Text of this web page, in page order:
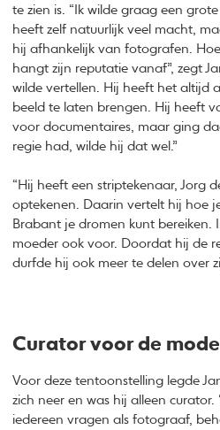
te zien is. “Ik wilde graag een
heeft zelf natuurlijk veel macht,
hij afhankelijk van fotografen.
hangt zijn reputatie vanaf”, zegt
wilde vertellen. Hij heeft het altijd
beeld te laten brengen. Hij heeft
voor documentaires, maar ging
regie had, wilde hij dat wel.”
“Hij heeft een striptekenaar, Jorg
optekenen. Daarin vertelt hij hoe
Brabant je dromen kunt bereiken.
moeder ook voor. Doordat hij de
durfde hij ook meer te delen over
Curator voor de
Voor deze tentoonstelling legde
zich neer en was hij alleen
iedereen vragen als fotograaf,